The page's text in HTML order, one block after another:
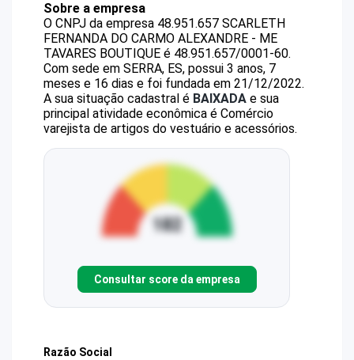
Sobre a empresa
O CNPJ da empresa 48.951.657 SCARLETH
FERNANDA DO CARMO ALEXANDRE - ME
TAVARES BOUTIQUE é 48.951.657/0001-60.
Com sede em SERRA, ES, possui 3 anos, 7
meses e 16 dias e foi fundada em 21/12/2022.
A sua situação cadastral é BAIXADA e sua
principal atividade econômica é Comércio
varejista de artigos do vestuário e acessórios.
Consultar score da empresa
Razão Social